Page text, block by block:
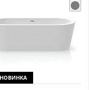
НОВИНКА